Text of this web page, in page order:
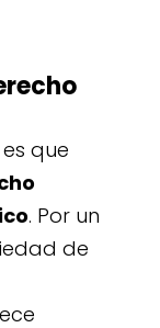
que
. Por un
de